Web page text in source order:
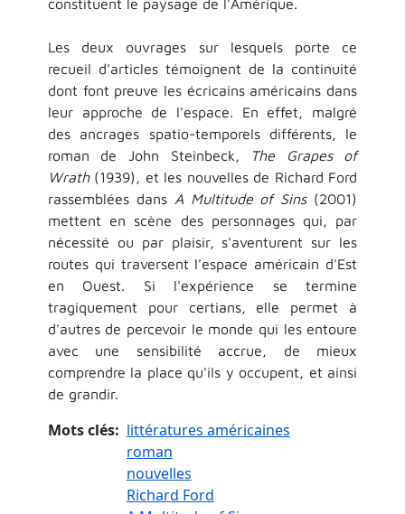
constituent le paysage de l'Amérique.
Les deux ouvrages sur lesquels porte ce
recueil d'articles témoignent de la continuité
dont font preuve les écricains américains dans
leur approche de l'espace. En effet, malgré
des ancrages spatio-temporels différents, le
roman de John Steinbeck,
The Grapes of
Wrath (1939), et les nouvelles de Richard Ford
rassemblées dans A Multitude of Sins(2001)
mettent en scène des personnages qui, par
nécessité ou par plaisir, s'aventurent sur les
routes qui traversent l'espace américain d'Est
en Ouest. Si l'expérience se termine
tragiquement pour certians, elle permet à
d'autres de percevoir le monde qui les entoure
avec une sensibilité accrue, de mieux
comprendre la place qu'ils y occupent, et ainsi
de grandir.
Mots clés
littératures américaines
roman
nouvelles
Richard Ford